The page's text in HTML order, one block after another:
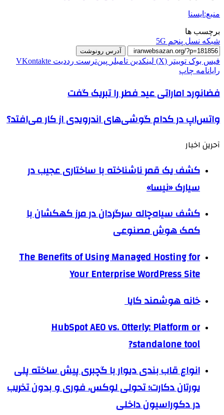
منبع:ایسنا
برچسب ها
شبکه نسل پنجم 5G
آدرس رونوشت
فیس بوک توییتر (X) لینکدین ‫تامبلر ‫پین‌ترست ‫رددیت ‫VKontakte
رایانامه چاپ
فضانورد اماراتی عید فطر را تبریک گفت
واتس‌اپ در کدام گوشی‌های اندرویدی از کار می‌افتد؟
آحرین اخبار
کشف یک قمر ناشناخته با ساختاری عجیب در
سیارک «نیسا»
کشف سیاه‌چاله سرگردان در مرز کهکشان با
کمک هوش مصنوعی
The Benefits of Using Managed Hosting for
Your Enterprise WordPress Site
خانه هوشمند کایا
HubSpot AEO vs. Otterly: Platform or
standalone tool?
انواع قاب بندی دیوار با گچبری پیش ساخته پلی
یورتان دکارت؛ تحولی لوکس، فوری و بدون تخریب
در دکوراسیون داخلی